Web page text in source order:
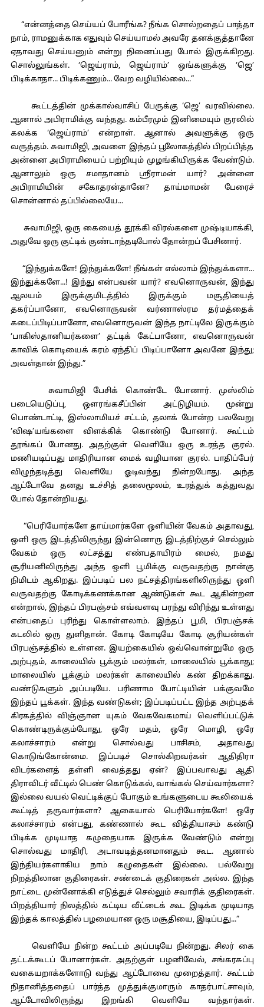
“என்னத்தை செய்யப் போரீங்க? நீங்க சொல்றதைப் பாத்தா
நாம், ராமனுக்காக எதுவும் செய்யாமல் அவரே தனக்குத்தானே
ஏதாவது செய்யனும் என்று நினைப்பது போல் இருக்கிறது.
சொல்லுங்கள். ‘ஜெய்ராம், ஜெய்ராம்’ ஒங்களுக்கு ‘ஜெ’
பிடிக்காதா... பிடிக்கணும்... வேற வழியில்லை...”
கூட்டத்தின் முக்கால்வாசிப் பேருக்கு ‘ஜெ’ வரவில்லை.
ஆனால் அபிராமிக்கு வந்தது. கம்பீரமும் இனிமையும் குரலில்
கலக்க ‘ஜெய்ராம்’ என்றாள். ஆனால் அவளுக்கு ஒரு
வருத்தம். சுவாமிஜி, அவளை இந்தப் பூலோகத்தில் பிறப்பித்த
அன்னை அபிராமியைப் பற்றியும் முழங்கியிருக்க வேண்டும்.
ஆனாலும் ஒரு சமாதானம் ஸ்ரீராமன் யார்? அன்னை
அபிராமியின் சகோதரன்தானே? தாய்மாமன் பேரைச்
சொன்னால் தப்பில்லையே...
சுவாமிஜி, ஒரு கையைத் தூக்கி விரல்களை முஷ்டியாக்கி,
அதுவே ஒரு குட்டிக் குண்டாந்தடிபோல் தோன்றப் பேசினார்.
“இந்துக்களே! இந்துக்களே! நீங்கள் எல்லாம் இந்துக்களா...
இந்துக்களே...! இந்து என்பவன் யார்? எவனொருவன், இந்து
ஆலயம் இருக்குமிடத்தில் இருக்கும் மசூதியைத்
தகர்ப்பானோ, எவனொருவன் வர்ணாஸ்ரம தர்மத்தைக்
கடைப்பிடிப்பானோ, எவனொருவன் இந்த நாட்டிலே இருக்கும்
‘பாகிஸ்தானியர்களை’ தட்டிக் கேட்பானோ, எவனொருவன்
காவிக் கொடியைக் கரம் ஏந்திப் பிடிப்பானோ அவனே இந்து;
அவள்தான் இந்து.”
சுவாமிஜி பேசிக் கொண்டே போனார். முஸ்லிம்
படையெடுப்பு, ஒளரங்கசீப்பின் அட்டுழியம். மூன்று
பொண்டாட்டி, இஸ்லாமியச் சட்டம், தலாக் போன்ற பலவேறு
‘விஷ’யங்களை விளக்கிக் கொண்டு போனார். கூட்டம்
தூங்கப் போனது. அதற்குள் வெளியே ஒரு உரத்த குரல்.
மணியடிப்பது மாதிரியான மைக் வழியான குரல். பாதிப்பேர்
விழுந்தடித்து வெளியே ஓடிவந்து நின்றபோது. அந்த
ஆட்டோவே தனது உச்சித் தலைமூலம், உரத்துக் கத்துவது
போல் தோன்றியது.
“பெரியோர்களே தாய்மார்களே ஒளியின் வேகம் அதாவது,
ஒளி ஒரு இடத்திலிருந்து இன்னொரு இடத்திற்குச் செல்லும்
வேகம் ஒரு லட்சத்து எண்பதாயிரம் மைல், நமது
சூரியனிலிருந்து அந்த ஒளி பூமிக்கு வருவதற்கு நான்கு
நிமிடம் ஆகிறது. இப்படிப் பல நட்சத்திரங்களிலிருந்து ஒளி
வருவதற்கு கோடிக்கணக்கான ஆண்டுகள் கூட ஆகின்றன
என்றால், இந்தப் பிரபஞ்சம் எவ்வளவு பரந்து விரிந்து உள்ளது
என்பதைப் புரிந்து கொள்ளலாம். இந்தப் பூமி, பிரபஞ்சக்
கடலில் ஒரு துளிதான். கோடி கோடியே கோடி சூரியன்கள்
பிரபஞ்சத்தில் உள்ளன. இயற்கையில் ஒவ்வொன்றுமே ஒரு
அற்புதம், காலையில் பூக்கும் மலர்கள், மாலையில் பூக்காது;
மாலையில் பூக்கும் மலர்கள் காலையில் கண் திறக்காது.
வண்டுகளும் அப்படியே. பரிணாம போட்டியின் பக்குவமே
இந்தப் பூக்கள். இந்த வண்டுகள்; இப்படிப்பட்ட இந்த அற்புதக்
கிரகத்தில் விஞ்ஞான யுகம் வேகவேகமாய் வெளிப்பட்டுக்
கொண்டிருக்கும்போது, ஒரே மதம், ஒரே மொழி, ஒரே
கலாச்சாரம் என்று சொல்வது பாசிசம், அதாவது
கொடுங்கோன்மை. இப்படிச் சொல்கிறவர்கள் ஆதிதிரா
விடர்களைத் தள்ளி வைத்தது ஏன்? இப்பவாவது ஆதி
திராவிடர் வீட்டில் பெண் கொடுக்கல், வாங்கல் செய்வார்களா?
இல்லை வயல் வெட்டிக்குப் போகும் உங்களுடைய கூலியைக்
கூட்டித் தருவார்களா? ஆகையால் பெரியோர்களே! ஒரே
கலாச்சாரம் என்பது, கண்ணால் கூட வித்தியாசம் கண்டு
பிடிக்க முடியாத கழுதையாக இருக்க வேண்டும் என்று
சொல்வது மாதிரி, அடாவடித்தனமானதும் கூட. ஆனால்
இந்தியர்களாகிய நாம் கழுதைகள் இல்லை. பல்வேறு
நிறத்திலான குதிரைகள். சண்டைக் குதிரைகள் அல்ல. இந்த
நாட்டை முன்னோக்கி எடுத்துச் செல்லும் சவாரிக் குதிரைகள்.
பிறத்தியார் நிலத்தில் கட்டிய வீட்டைக் கூட இடிக்க முடியாத
இந்தக் காலத்தில் பழமையான ஒரு மசூதியை, இடிப்பது...”
வெளியே நின்ற கூட்டம் அப்படியே நின்றது. சிலர் கை
தட்டக்கூடப் போனார்கள். அதற்குள் பழனிவேல், சங்கரசுப்பு
வகையறாக்களோடு வந்து ஆட்டோவை முறைத்தார். கூட்டம்
நிதானித்ததைப் பார்த்த முத்துக்குமாரும் காதர்பாட்சாவும்,
ஆட்டோவிலிருந்து இறங்கி வெளியே வந்தார்கள்.